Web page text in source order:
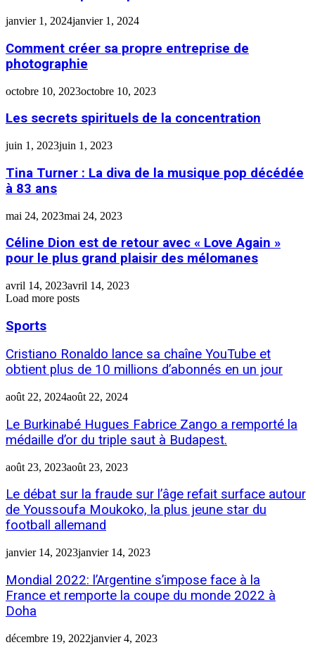
janvier 1, 2024janvier 1, 2024
Comment créer sa propre entreprise de
photographie
octobre 10, 2023octobre 10, 2023
Les secrets spirituels de la concentration
juin 1, 2023juin 1, 2023
Tina Turner : La diva de la musique pop décédée
à 83 ans
mai 24, 2023mai 24, 2023
Céline Dion est de retour avec « Love Again »
pour le plus grand plaisir des mélomanes
avril 14, 2023avril 14, 2023
Load more posts
Sports
Cristiano Ronaldo lance sa chaîne YouTube et
obtient plus de 10 millions d’abonnés en un jour
août 22, 2024août 22, 2024
Le Burkinabé Hugues Fabrice Zango a remporté la
médaille d’or du triple saut à Budapest.
août 23, 2023août 23, 2023
Le débat sur la fraude sur l’âge refait surface autour
de Youssoufa Moukoko, la plus jeune star du
football allemand
janvier 14, 2023janvier 14, 2023
Mondial 2022: l’Argentine s’impose face à la
France et remporte la coupe du monde 2022 à
Doha
décembre 19, 2022janvier 4, 2023